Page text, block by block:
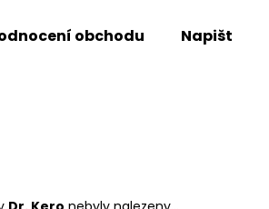
obchodu Napište